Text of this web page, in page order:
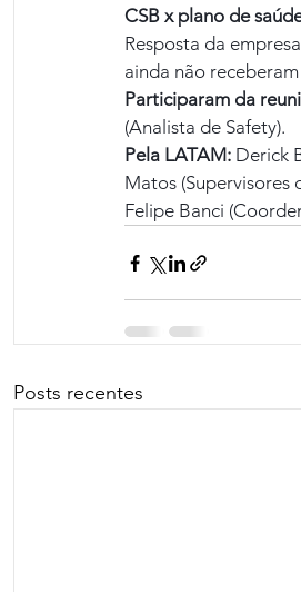
CSB x plano de
Resposta da
ainda não
Participaram da
(Analista de Safety).
Pela LATAM: Derick
Matos (Supervisores
Felipe Banci
Posts recentes